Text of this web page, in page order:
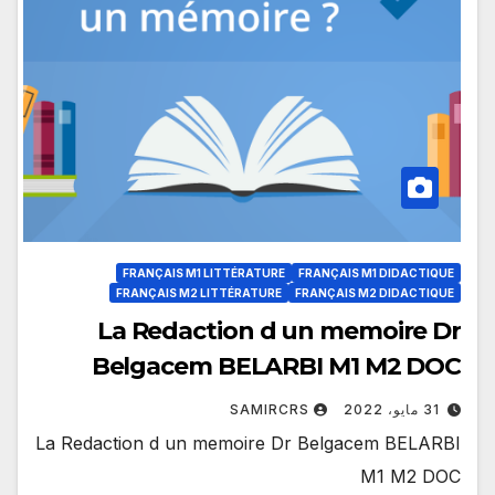
FRANÇAIS M1 DIDACTIQUE
FRANÇAIS M1 LITTÉRATURE
FRANÇAIS M2 DIDACTIQUE
FRANÇAIS M2 LITTÉRATURE
La Redaction d un memoire Dr
Belgacem BELARBI M1 M2 DOC
31 مايو، 2022 SAMIRCRS
La Redaction d un memoire Dr Belgacem BELARBI
M1 M2 DOC